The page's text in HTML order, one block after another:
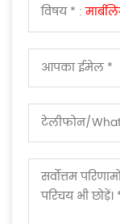
विषय * :